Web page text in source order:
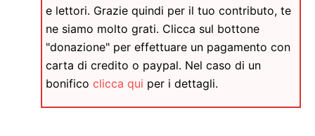
e lettori. Grazie quindi per il tuo contributo, te
ne siamo molto grati. Clicca sul bottone
"donazione" per effettuare un pagamento con
carta di credito o paypal. Nel caso di un
bonifico clicca qui per i dettagli.